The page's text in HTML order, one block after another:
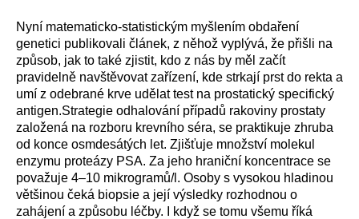
Nyní matematicko-statistickým myšlením obdaření
genetici publikovali článek, z něhož vyplývá, že přišli na
způsob, jak to také zjistit, kdo z nás by měl začít
pravidelně navštěvovat zařízení, kde strkají prst do rekta a
umí z odebrané krve udělat test na prostatický specifický
antigen.Strategie odhalování případů rakoviny prostaty
založená na rozboru krevního séra, se praktikuje zhruba
od konce osmdesátých let. Zjišťuje množství molekul
enzymu proteázy PSA. Za jeho hraniční koncentrace se
považuje 4–10 mikrogramů/l. Osoby s vysokou hladinou
většinou čeká biopsie a její výsledky rozhodnou o
zahájení a způsobu léčby. I když se tomu všemu říká